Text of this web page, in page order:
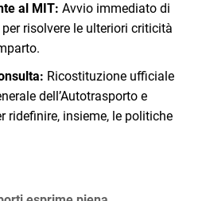
al MIT: Avvio immediato di
risolvere le ulteriori criticità
Ricostituzione ufficiale
dell’Autotrasporto e
ridefinire, insieme, le politiche